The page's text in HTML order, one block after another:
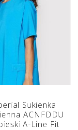
Sukienka
ACNFDDU
A-Line Fit